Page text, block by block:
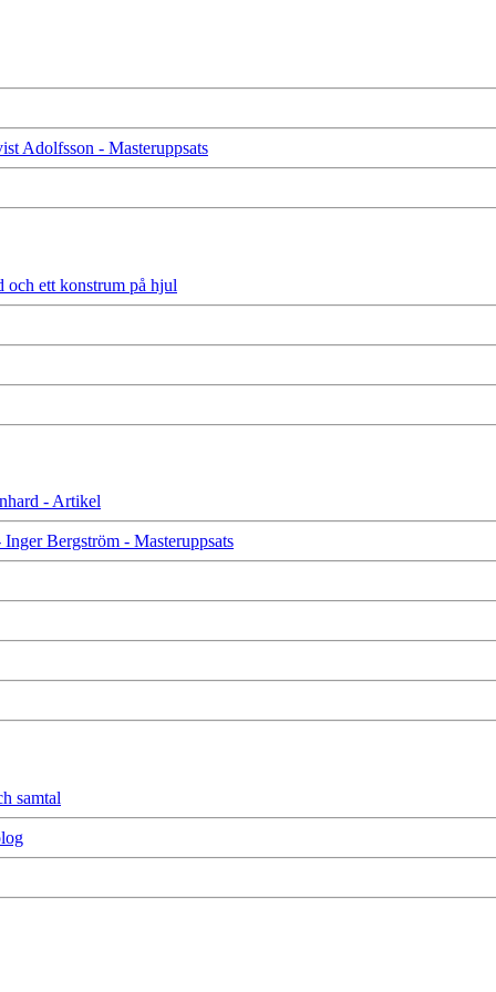
Adolfsson - Masteruppsats
ett konstrum på hjul
- Artikel
Bergström - Masteruppsats
samtal